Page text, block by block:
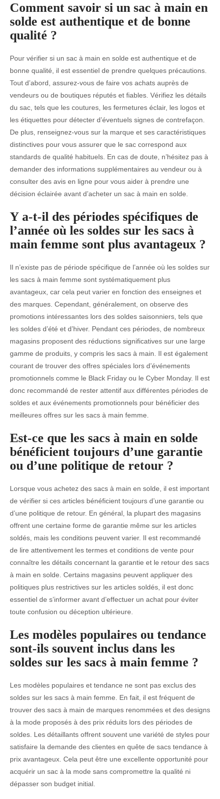
Comment savoir si un sac à main en
solde est authentique et de bonne
qualité ?
Pour vérifier si un sac à main en solde est authentique et de
bonne qualité, il est essentiel de prendre quelques précautions.
Tout d’abord, assurez-vous de faire vos achats auprès de
vendeurs ou de boutiques réputés et fiables. Vérifiez les détails
du sac, tels que les coutures, les fermetures éclair, les logos et
les étiquettes pour détecter d’éventuels signes de contrefaçon.
De plus, renseignez-vous sur la marque et ses caractéristiques
distinctives pour vous assurer que le sac correspond aux
standards de qualité habituels. En cas de doute, n’hésitez pas à
demander des informations supplémentaires au vendeur ou à
consulter des avis en ligne pour vous aider à prendre une
décision éclairée avant d’acheter un sac à main en solde.
Y a-t-il des périodes spécifiques de
l’année où les soldes sur les sacs à
main femme sont plus avantageux ?
Il n’existe pas de période spécifique de l’année où les soldes sur
les sacs à main femme sont systématiquement plus
avantageux, car cela peut varier en fonction des enseignes et
des marques. Cependant, généralement, on observe des
promotions intéressantes lors des soldes saisonniers, tels que
les soldes d’été et d’hiver. Pendant ces périodes, de nombreux
magasins proposent des réductions significatives sur une large
gamme de produits, y compris les sacs à main. Il est également
courant de trouver des offres spéciales lors d’événements
promotionnels comme le Black Friday ou le Cyber Monday. Il est
donc recommandé de rester attentif aux différentes périodes de
soldes et aux événements promotionnels pour bénéficier des
meilleures offres sur les sacs à main femme.
Est-ce que les sacs à main en solde
bénéficient toujours d’une garantie
ou d’une politique de retour ?
Lorsque vous achetez des sacs à main en solde, il est important
de vérifier si ces articles bénéficient toujours d’une garantie ou
d’une politique de retour. En général, la plupart des magasins
offrent une certaine forme de garantie même sur les articles
soldés, mais les conditions peuvent varier. Il est recommandé
de lire attentivement les termes et conditions de vente pour
connaître les détails concernant la garantie et le retour des sacs
à main en solde. Certains magasins peuvent appliquer des
politiques plus restrictives sur les articles soldés, il est donc
essentiel de s’informer avant d’effectuer un achat pour éviter
toute confusion ou déception ultérieure.
Les modèles populaires ou tendance
sont-ils souvent inclus dans les
soldes sur les sacs à main femme ?
Les modèles populaires et tendance ne sont pas exclus des
soldes sur les sacs à main femme. En fait, il est fréquent de
trouver des sacs à main de marques renommées et des designs
à la mode proposés à des prix réduits lors des périodes de
soldes. Les détaillants offrent souvent une variété de styles pour
satisfaire la demande des clientes en quête de sacs tendance à
prix avantageux. Cela peut être une excellente opportunité pour
acquérir un sac à la mode sans compromettre la qualité ni
dépasser son budget initial.